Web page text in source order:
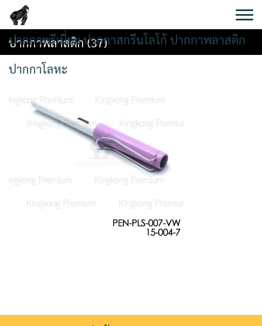
content
ปากกาพรีเมี่ยม ปากกาสกรีนโลโก้ ปากกาพลาสติก
ปากกาโลหะ
ปากกาพลาสติก (37)